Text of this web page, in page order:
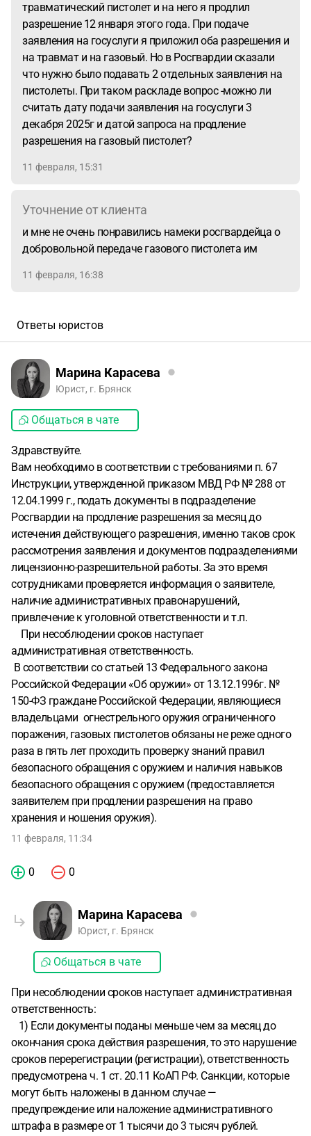
травматический пистолет и на него я продлил
разрешение 12 января этого года. При подаче
заявления на госуслуги я приложил оба разрешения и
на травмат и на газовый. Но в Росгвардии сказали
что нужно было подавать 2 отдельных заявления на
пистолеты. При таком раскладе вопрос -можно ли
считать дату подачи заявления на госуслуги 3
декабря 2025г и датой запроса на продление
разрешения на газовый пистолет?
11 февраля, 15:31
Уточнение от клиента
и мне не очень понравились намеки росгвардейца о
добровольной передаче газового пистолета им
11 февраля, 16:38
Ответы юристов
Марина Карасева
Юрист, г. Брянск
Общаться в чате
Здравствуйте.
Вам необходимо в соответствии с требованиями п. 67
Инструкции, утвержденной приказом МВД РФ № 288 от
12.04.1999 г., подать документы в подразделение
Росгвардии на продление разрешения за месяц до
истечения действующего разрешения, именно таков срок
рассмотрения заявления и документов подразделениями
лицензионно-разрешительной работы. За это время
сотрудниками проверяется информация о заявителе,
наличие административных правонарушений,
привлечение к уголовной ответственности и т.п.
При несоблюдении сроков наступает
административная ответственность.
В соответствии со статьей 13 Федерального закона
Российской Федерации «Об оружии» от 13.12.1996г. №
150-ФЗ граждане Российской Федерации, являющиеся
владельцами огнестрельного оружия ограниченного
поражения, газовых пистолетов обязаны не реже одного
раза в пять лет проходить проверку знаний правил
безопасного обращения с оружием и наличия навыков
безопасного обращения с оружием (предоставляется
заявителем при продлении разрешения на право
хранения и ношения оружия).
11 февраля, 11:34
0 0
Марина Карасева
Юрист, г. Брянск
Общаться в чате
При несоблюдении сроков наступает административная
ответственность:
1) Если документы поданы меньше чем за месяц до
окончания срока действия разрешения, то это нарушение
сроков перерегистрации (регистрации), ответственность
предусмотрена ч. 1 ст. 20.11 КоАП РФ. Санкции, которые
могут быть наложены в данном случае —
предупреждение или наложение административного
штрафа в размере от 1 тысячи до 3 тысяч рублей.